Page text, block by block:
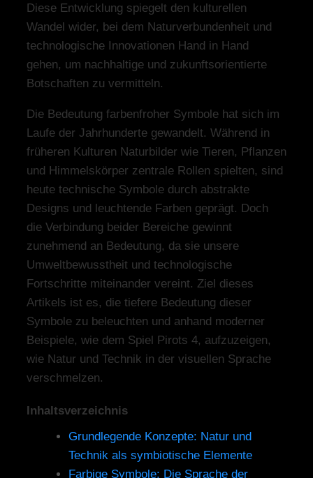
Diese Entwicklung spiegelt den kulturellen
Wandel wider, bei dem Naturverbundenheit und
technologische Innovationen Hand in Hand
gehen, um nachhaltige und zukunftsorientierte
Botschaften zu vermitteln.
Die Bedeutung farbenfroher Symbole hat sich im
Laufe der Jahrhunderte gewandelt. Während in
früheren Kulturen Naturbilder wie Tieren, Pflanzen
und Himmelskörper zentrale Rollen spielten, sind
heute technische Symbole durch abstrakte
Designs und leuchtende Farben geprägt. Doch
die Verbindung beider Bereiche gewinnt
zunehmend an Bedeutung, da sie unsere
Umweltbewusstheit und technologische
Fortschritte miteinander vereint. Ziel dieses
Artikels ist es, die tiefere Bedeutung dieser
Symbole zu beleuchten und anhand moderner
Beispiele, wie dem Spiel Pirots 4, aufzuzeigen,
wie Natur und Technik in der visuellen Sprache
verschmelzen.
Inhaltsverzeichnis
Grundlegende Konzepte: Natur und
Technik als symbiotische Elemente
Farbige Symbole: Die Sprache der